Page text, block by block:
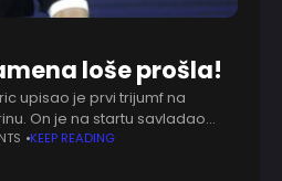
loše prošla!
upisao je prvi trijumf na
On je na startu savladao
Lorenca Musetija.
KEEP READING